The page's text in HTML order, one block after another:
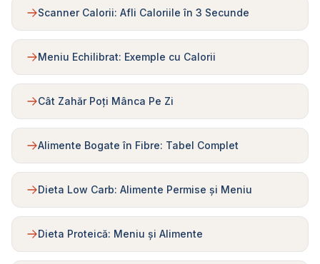
Scanner Calorii: Afli Caloriile în 3 Secunde
Meniu Echilibrat: Exemple cu Calorii
Cât Zahăr Poți Mânca Pe Zi
Alimente Bogate în Fibre: Tabel Complet
Dieta Low Carb: Alimente Permise și Meniu
Dieta Proteică: Meniu și Alimente